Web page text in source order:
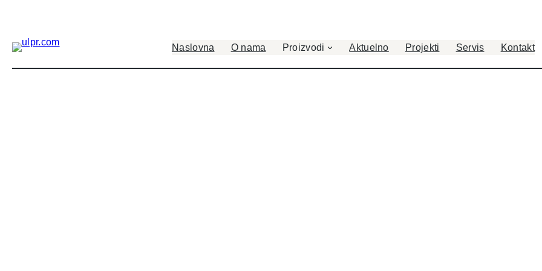
Naslovna O nama Proizvodi Aktuelno Projekti Servis Kontakt